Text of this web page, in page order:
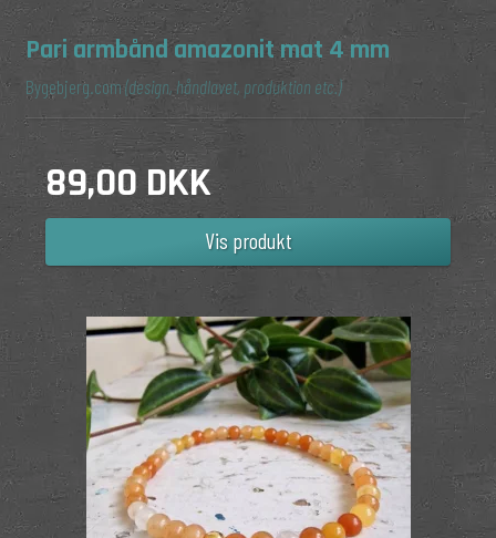
Pari armbånd amazonit mat 4 mm
Bygebjerg.com(design, håndlavet, produktion etc.)
89,00 DKK
Vis produkt